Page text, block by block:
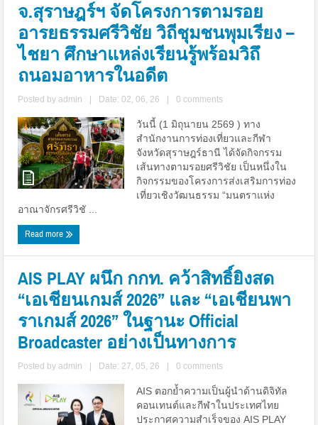
จ.สุราษฎร์ฯ จัดโครงการตามรอย
อารยธรรมศรีวิชัย วิถีชุมชนพุมเรียง –
ไชยา ศึกษาแหล่งเรียนรู้พร้อมวิถึ
ถนอมอาหารในอดีต
Posted byadmin Date: 02, 06, 26 0 comments
วันนี้ (1 มิถุนายน 2569 ) ทาง
สำนักงานการท่องเที่ยวและกีฬา
จังหวัดสุราษฎร์ธานี ได้จัดกิจกรรม
เส้นทางตามรอยศรีวิชัย เป็นหนึ่งใน
กิจกรรมของโครงการส่งเสริมการท่อง
เที่ยวเชิงวัฒนธรรม “มนตราแห่ง
อาณาจักรศรีวิชั ...
Read more
AIS PLAY ผนึก กกท. คว้าสิทธิ์ยิงสด
“เอเชียนเกมส์ 2026” และ “เอเชียนพา
ราเกมส์ 2026” ในฐานะ Official
Broadcaster อย่างเป็นทางการ
Posted byadmin Date: 27, 05, 26 0 comments
AIS ตอกย้ำความเป็นผู้นำด้านดิจิทัล
คอนเทนต์และกีฬาในประเทศไทย
ประกาศความสำเร็จของ AIS PLAY